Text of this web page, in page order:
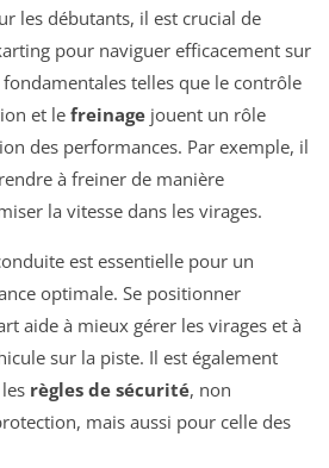
les débutants, il est crucial de
pour naviguer efficacement sur
telles que le contrôle
et le freinage jouent un rôle
des performances. Par exemple, il
à freiner de manière
la vitesse dans les virages.
est essentielle pour un
optimale. Se positionner
aide à mieux gérer les virages et à
sur la piste. Il est également
règles de sécurité, non
mais aussi pour celle des